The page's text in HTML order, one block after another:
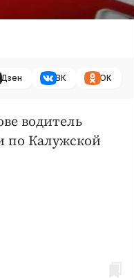
Дзен ВК ОК
водитель
по Калужской